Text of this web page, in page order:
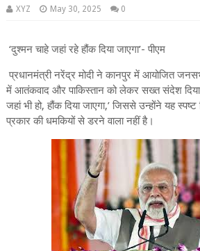
XYZ May 30, 2025 0
‘दुश्मन चाहे जहां रहे हौंक दिया जाएगा’- पीएम
प्रधानमंत्री नरेंद्र मोदी ने कानपुर में आयोजित
में आतंकवाद और पाकिस्तान को लेकर सख्त संदेश
जहां भी हो, हौंक दिया जाएगा,’ जिससे उन्होंने यह
प्रकार की धमकियों से डरने वाला नहीं है।